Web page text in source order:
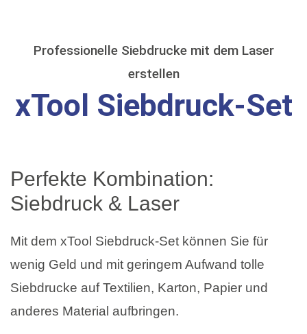
Professionelle Siebdrucke mit dem Laser
erstellen
xTool Siebdruck-Set
Perfekte Kombination:
Siebdruck & Laser
Mit dem xTool Siebdruck-Set können Sie für
wenig Geld und mit geringem Aufwand tolle
Siebdrucke auf Textilien, Karton, Papier und
anderes Material aufbringen.